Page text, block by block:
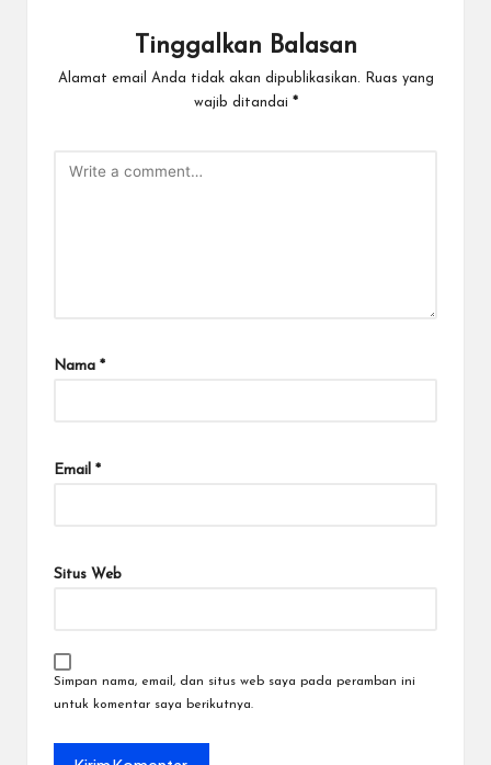
Tinggalkan Balasan
Alamat email Anda tidak akan dipublikasikan.
Ruas yang
wajib ditandai *
Nama *
Email *
Situs Web
Simpan nama, email, dan situs web saya pada peramban ini
untuk komentar saya berikutnya.